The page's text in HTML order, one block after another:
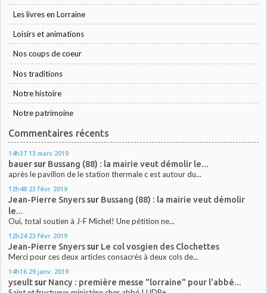
Les livres en Lorraine
Loisirs et animations
Nos coups de coeur
Nos traditions
Notre histoire
Notre patrimoine
Commentaires récents
14h37 13 mars 2019
bauersur Bussang (88) : la mairie veut démolir le...
après le pavillon de le station thermale c est autour du...
12h48 23 févr. 2019
Jean-Pierre Snyerssur Bussang (88) : la mairie veut démolir
le...
Oui, total soutien à J-F Michel! Une pétition ne...
12h24 23 févr. 2019
Jean-Pierre Snyerssur Le col vosgien des Clochettes
Merci pour ces deux articles consacrés à deux cols de...
14h16 29 janv. 2019
yseultsur Nancy : première messe "lorraine" pour l'abbé...